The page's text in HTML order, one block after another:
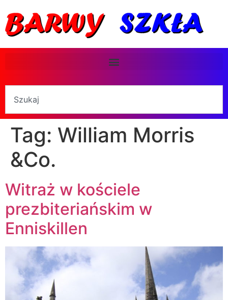
Tag: William Morris
&Co.
Witraż w kościele
prezbiteriańskim w
Enniskillen